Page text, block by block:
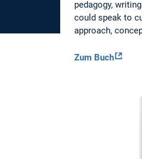
pedagogy,
could speak to
approach,
Zum Buch